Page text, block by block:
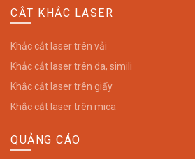
CẮT KHẮC LASER
Khắc cắt laser trên vải
Khắc cắt laser trên da, simili
Khắc cắt laser trên giấy
Khắc cắt laser trên mica
QUẢNG CÁO